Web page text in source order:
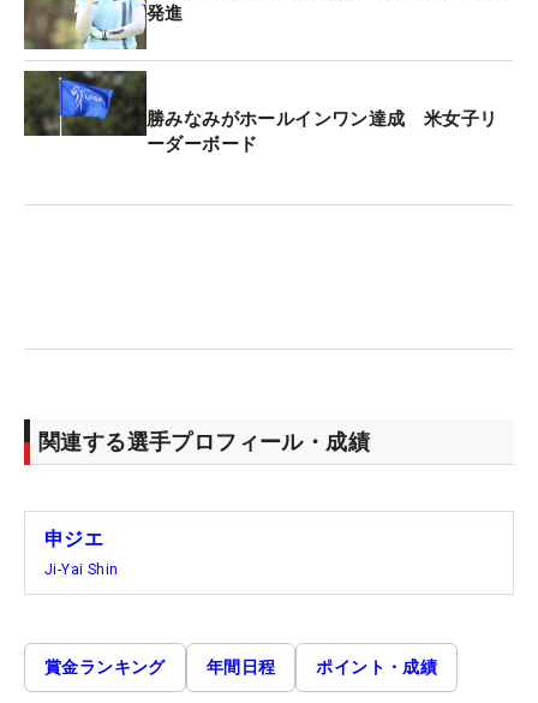
発進
勝みなみがホールインワン達成 米女子リ
ーダーボード
関連する選手プロフィール・成績
申ジエ
Ji-Yai Shin
賞金ランキング 年間日程 ポイント・成績